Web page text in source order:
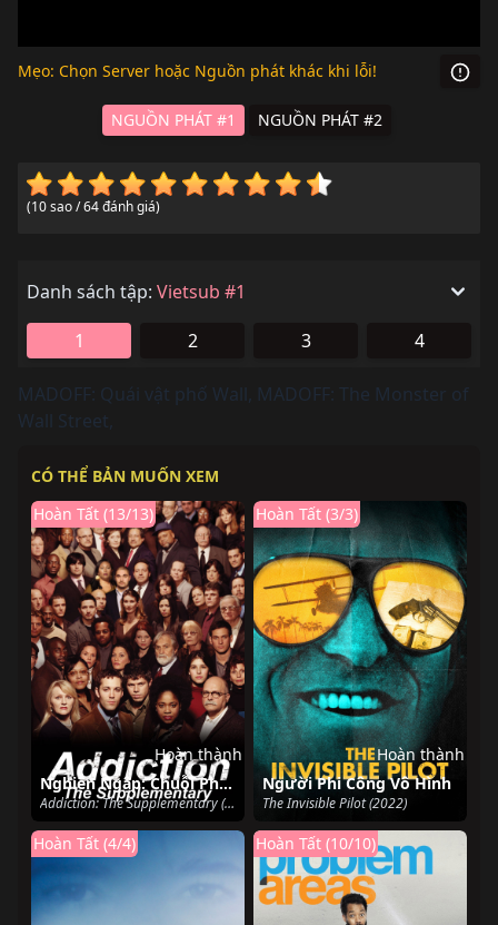
Mẹo: Chọn Server hoặc Nguồn phát khác khi lỗi!
NGUỒN PHÁT #1 NGUỒN PHÁT #2
(10 sao / 64 đánh giá)
Danh sách tập: Vietsub #1
1
2 3 4
MADOFF: Quái vật phố Wall , MADOFF: The Monster of
Wall Street,
CÓ THỂ BẢN MUỐN XEM
Nghiện Ngập: Chuỗi Phim Bổ Trợ
Addiction: The Supplementary (2007)
Hoàn Tất (13/13)
Hoàn thành
Người Phi Công Vô Hình
The Invisible Pilot (2022)
Hoàn Tất (3/3)
Hoàn thành
Hoàn Tất (4/4) Hoàn Tất (10/10)